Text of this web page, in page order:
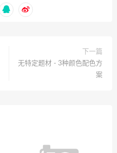
下一篇
无特定题材 - 3种颜色配色方
案